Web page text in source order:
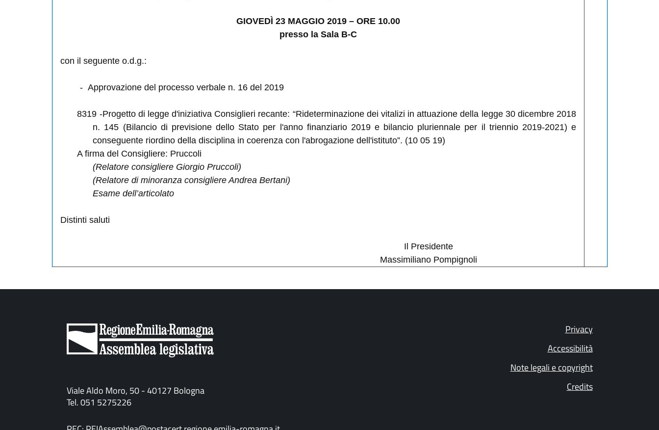
GIOVEDÌ 23 MAGGIO 2019 – ORE 10.00
presso la Sala B-C
con il seguente o.d.g.:
- Approvazione del processo verbale n. 16 del 2019
8319 -Progetto di legge d'iniziativa Consiglieri recante: “Rideterminazione dei vitalizi in attuazione della legge 30 dicembre 2018
n. 145 (Bilancio di previsione dello Stato per l'anno finanziario 2019 e bilancio pluriennale per il triennio 2019-2021) e
conseguente riordino della disciplina in coerenza con l'abrogazione dell'istituto”. (10 05 19)
A firma del Consigliere: Pruccoli
(Relatore consigliere Giorgio Pruccoli)
(Relatore di minoranza consigliere Andrea Bertani)
Esame dell’articolato
Distinti saluti
Il Presidente
Massimiliano Pompignoli
Viale Aldo Moro, 50 - 40127 Bologna
Tel. 051 5275226
Privacy
Accessibilità
Note legali e copyright
Credits